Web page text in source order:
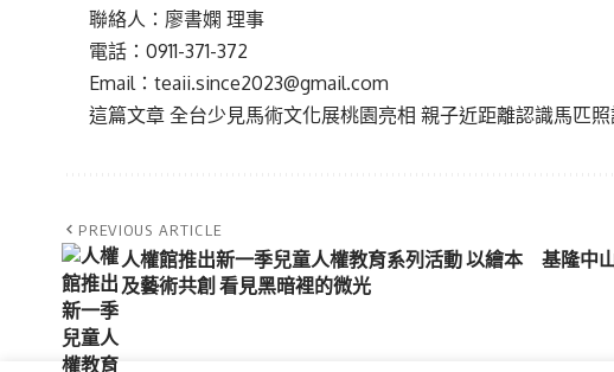
聯絡人：廖書嫻 理事
電話：0911-371-372
Email：teaii.since2023@gmail.com
這篇文章全台少見馬術文化展桃園亮相 親子近距離認識馬匹
PREVIOUS ARTICLE
人權館推出新一季兒童人權教育系列活動 以繪本
及藝術共創 看見黑暗裡的微光
基隆中